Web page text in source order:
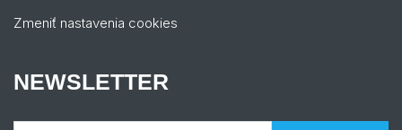
Zmeniť nastavenia cookies
NEWSLETTER